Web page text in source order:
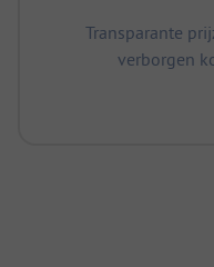
Transparante
verborgen